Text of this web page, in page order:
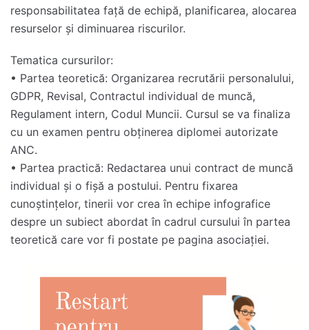
responsabilitatea față de echipă, planificarea, alocarea
resurselor și diminuarea riscurilor.
Tematica cursurilor:
• Partea teoretică: Organizarea recrutării personalului,
GDPR, Revisal, Contractul individual de muncă,
Regulament intern, Codul Muncii. Cursul se va finaliza
cu un examen pentru obținerea diplomei autorizate
ANC.
• Partea practică: Redactarea unui contract de muncă
individual și o fișă a postului. Pentru fixarea
cunoștințelor, tinerii vor crea în echipe infografice
despre un subiect abordat în cadrul cursului în partea
teoretică care vor fi postate pe pagina asociației.